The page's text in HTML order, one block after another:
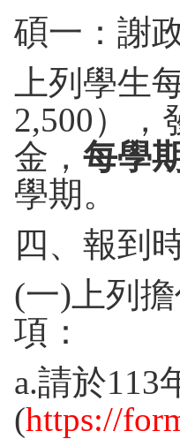
碩一：謝
上列學生
2,500），
金， 每學
學期。
四、報到
(一)上列
項：
a.請於113
(https://